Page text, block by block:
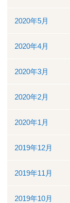
2020年5月
2020年4月
2020年3月
2020年2月
2020年1月
2019年12月
2019年11月
2019年10月